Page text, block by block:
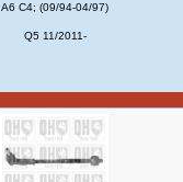
A6 C4; (09/94-04/97)
Q5 11/2011-